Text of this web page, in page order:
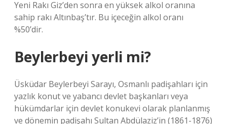
Yeni Rakı Giz’den sonra en yüksek alkol oranına
sahip rakı Altınbaş’tır. Bu içeceğin alkol oranı
%50’dir.
Beylerbeyi yerli mi?
Üsküdar Beylerbeyi Sarayı, Osmanlı padişahları için
yazlık konut ve yabancı devlet başkanları veya
hükümdarlar için devlet konukevi olarak planlanmış
ve dönemin padişahı Sultan Abdülaziz’in (1861-1876)